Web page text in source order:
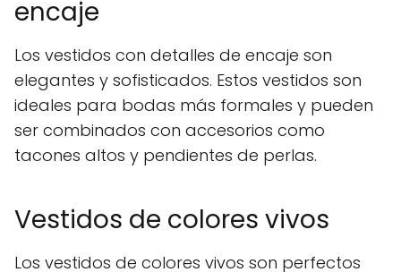
encaje
Los vestidos con detalles de encaje son
elegantes y sofisticados. Estos vestidos son
ideales para bodas más formales y pueden
ser combinados con accesorios como
tacones altos y pendientes de perlas.
Vestidos de colores vivos
Los vestidos de colores vivos son perfectos